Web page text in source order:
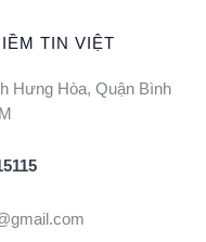
TIN VIỆT
Hưng Hòa, Quận Bình